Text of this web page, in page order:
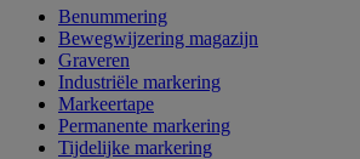
Benummering
Bewegwijzering magazijn
Graveren
Industriële markering
Markeertape
Permanente markering
Tijdelijke markering